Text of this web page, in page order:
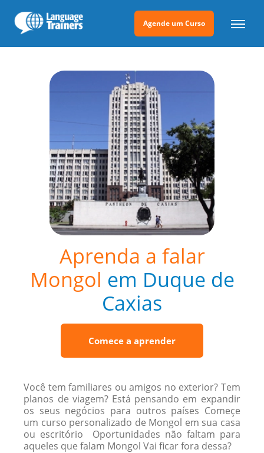
Agende um Curso
Aprenda a falar
Mongol em Duque de
Caxias
Comece a aprender
Você tem familiares ou amigos no exterior? Tem
planos de viagem? Está pensando em expandir
os seus negócios para outros países Começe
um curso personalizado de Mongol em sua casa
ou escritório Oportunidades não faltam para
aqueles que falam Mongol Vai ficar fora dessa?